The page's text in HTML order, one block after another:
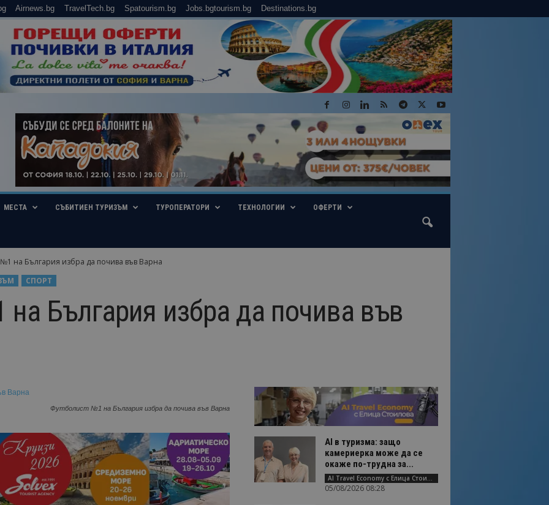
Airnews.bg TravelTech.bg Spatourism.bg Jobs.bgtourism.bg Destinations.bg
МЕСТА СЪБИТИЕН ТУРИЗЪМ ТУРОПЕРАТОРИ ТЕХНОЛОГИИ ОФЕРТИ
на България избра да почива във Варна
СПОРТ
България избра да почива във
Футболист №1 на България избра да почива във Варна
AI в туризма: защо
камериерка може да се
окаже по-трудна за...
AI Travel Economy с Елица Стоилова
05/08/2026 08:28